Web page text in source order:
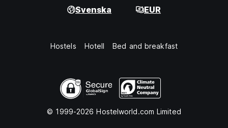
Svenska EUR
Hostels Hotell Bed and breakfast
© 1999-2026 Hostelworld.com Limited